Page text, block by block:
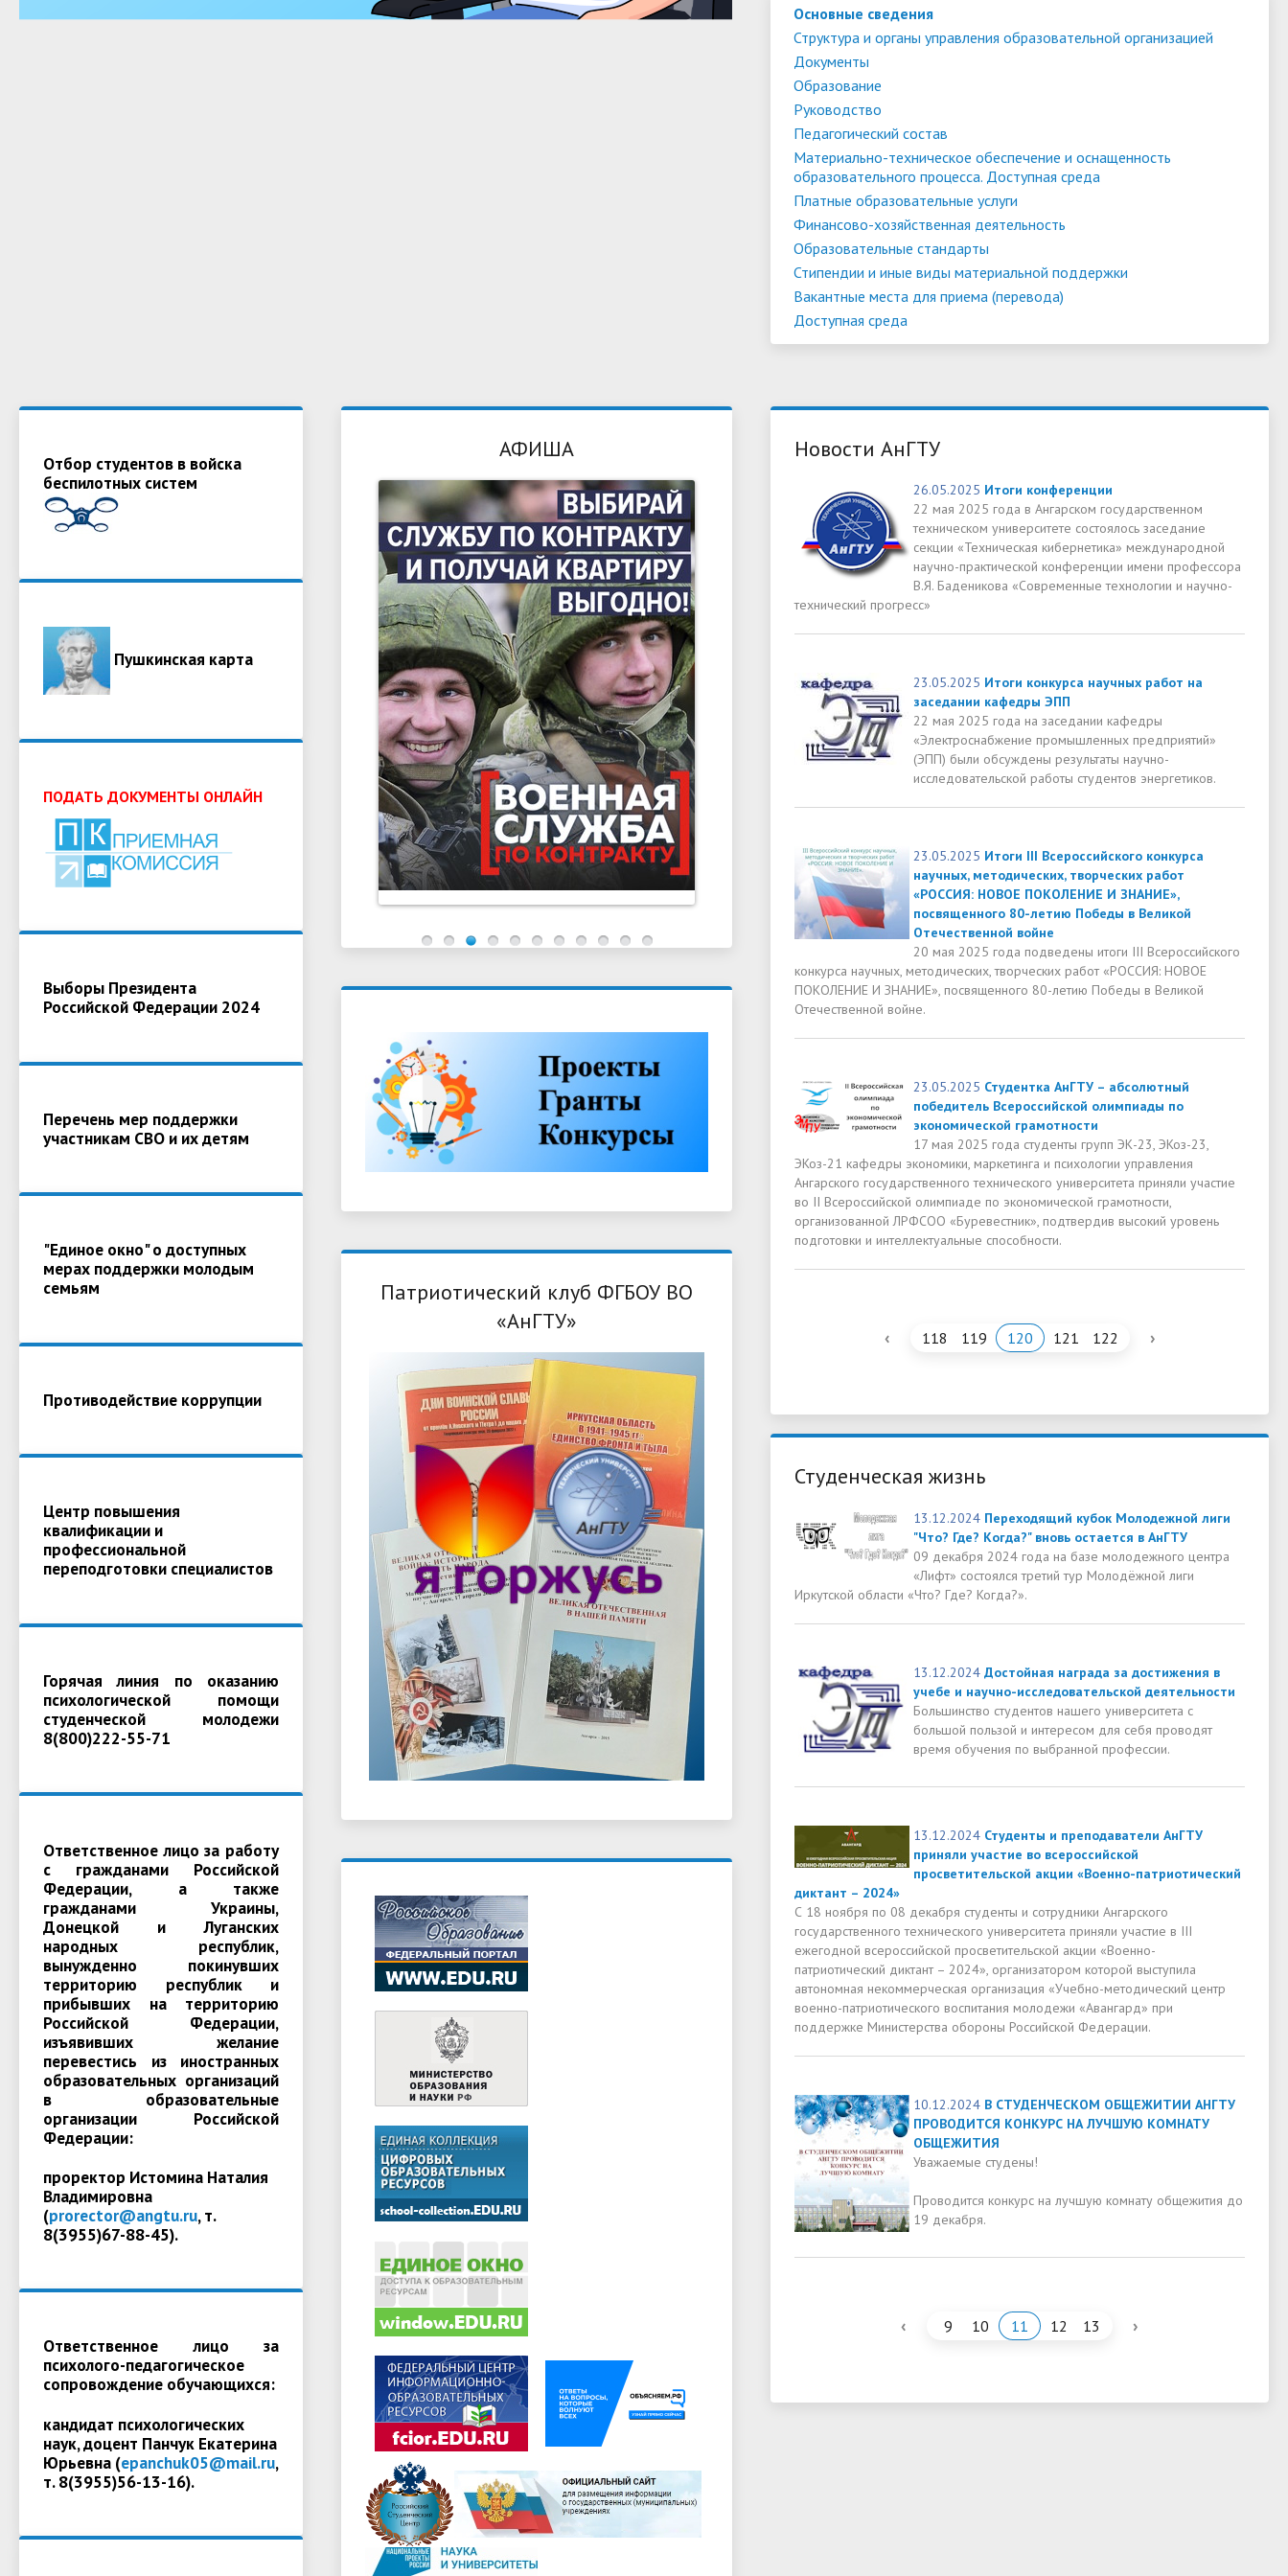
Основные сведения
Структура и органы управления образовательной организацией
Документы
Образование
Руководство
Педагогический состав
Материально-техническое обеспечение и оснащенность
образовательного процесса. Доступная среда
Платные образовательные услуги
Финансово-хозяйственная деятельность
Образовательные стандарты
Стипендии и иные виды материальной поддержки
Вакантные места для приема (перевода)
Доступная среда
Отбор студентов в войска
беспилотных систем
Пушкинская карта
ПОДАТЬ ДОКУМЕНТЫ ОНЛАЙН
Выборы Президента
Российской Федерации 2024
Перечень мер поддержки
участникам СВО и их детям
"Единое окно" о доступных
мерах поддержки молодым
семьям
Противодействие коррупции
Центр повышения
квалификации и
профессиональной
переподготовки специалистов
Горячая линия по оказанию
психологической помощи
студенческой молодежи
8(800)222-55-71
Ответственное лицо за работу
с гражданами Российской
Федерации, а также
гражданами Украины,
Донецкой и Луганских
народных республик,
вынужденно покинувших
территорию республик и
прибывших на территорию
Российской Федерации,
изъявивших желание
перевестись из иностранных
образовательных организаций
в образовательные
организации Российской
Федерации:
проректор Истомина Наталия
Владимировна
(prorector@angtu.ru, т.
8(3955)67-88-45).
Ответственное лицо за
психолого-педагогическое
сопровождение обучающихся:
кандидат психологических
наук, доцент Панчук Екатерина
Юрьевна (epanchuk05@mail.ru,
т. 8(3955)56-13-16).
АФИША
Патриотический клуб ФГБОУ ВО
«АнГТУ»
Новости АнГТУ
26.05.2025 Итоги конференции
22 мая 2025 года в Ангарском государственном
техническом университете состоялось заседание
секции «Техническая кибернетика» международной
научно-практической конференции имени профессора
В.Я. Баденикова «Современные технологии и научно-
технический прогресс»
23.05.2025 Итоги конкурса научных работ на
заседании кафедры ЭПП
22 мая 2025 года на заседании кафедры
«Электроснабжение промышленных предприятий»
(ЭПП) были обсуждены результаты научно-
исследовательской работы студентов энергетиков.
23.05.2025 Итоги III Всероссийского конкурса
научных, методических, творческих работ
«РОССИЯ: НОВОЕ ПОКОЛЕНИЕ И ЗНАНИЕ»,
посвященного 80-летию Победы в Великой
Отечественной войне
20 мая 2025 года подведены итоги III Всероссийского
конкурса научных, методических, творческих работ «РОССИЯ: НОВОЕ
ПОКОЛЕНИЕ И ЗНАНИЕ», посвященного 80-летию Победы в Великой
Отечественной войне.
23.05.2025 Студентка АнГТУ – абсолютный
победитель Всероссийской олимпиады по
экономической грамотности
17 мая 2025 года студенты групп ЭК-23, ЭКоз-23,
ЭКоз-21 кафедры экономики, маркетинга и психологии управления
Ангарского государственного технического университета приняли участие
во II Всероссийской олимпиаде по экономической грамотности,
организованной ЛРФСОО «Буревестник», подтвердив высокий уровень
подготовки и интеллектуальные способности.
‹ 118 119 120 121 122 ›
Студенческая жизнь
13.12.2024 Переходящий кубок Молодежной лиги
"Что? Где? Когда?" вновь остается в АнГТУ
09 декабря 2024 года на базе молодежного центра
«Лифт» состоялся третий тур Молодёжной лиги
Иркутской области «Что? Где? Когда?».
13.12.2024 Достойная награда за достижения в
учебе и научно-исследовательской деятельности
Большинство студентов нашего университета с
большой пользой и интересом для себя проводят
время обучения по выбранной профессии.
13.12.2024 Студенты и преподаватели АнГТУ
приняли участие во всероссийской
просветительской акции «Военно-патриотический
диктант – 2024»
С 18 ноября по 08 декабря студенты и сотрудники Ангарского
государственного технического университета приняли участие в III
ежегодной всероссийской просветительской акции «Военно-
патриотический диктант – 2024», организатором которой выступила
автономная некоммерческая организация «Учебно-методический центр
военно-патриотического воспитания молодежи «Авангард» при
поддержке Министерства обороны Российской Федерации.
10.12.2024 В СТУДЕНЧЕСКОМ ОБЩЕЖИТИИ АНГТУ
ПРОВОДИТСЯ КОНКУРС НА ЛУЧШУЮ КОМНАТУ
ОБЩЕЖИТИЯ
Уважаемые студены!
Проводится конкурс на лучшую комнату общежития до
19 декабря.
‹ 9 10 11 12 13 ›